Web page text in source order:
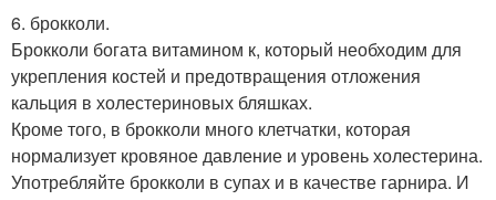
6. брокколи.
Брокколи богата витамином к, который необходим для
укрепления костей и предотвращения отложения
кальция в холестериновых бляшках.
Кроме того, в брокколи много клетчатки, которая
нормализует кровяное давление и уровень холестерина.
Употребляйте брокколи в супах и в качестве гарнира. И